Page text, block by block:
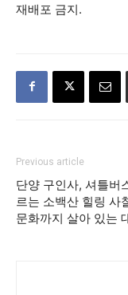
재배포 금지.
Previous article
단양 구인사, 셔틀버
르는 소백산 힐링 사
문화까지 살아 있는